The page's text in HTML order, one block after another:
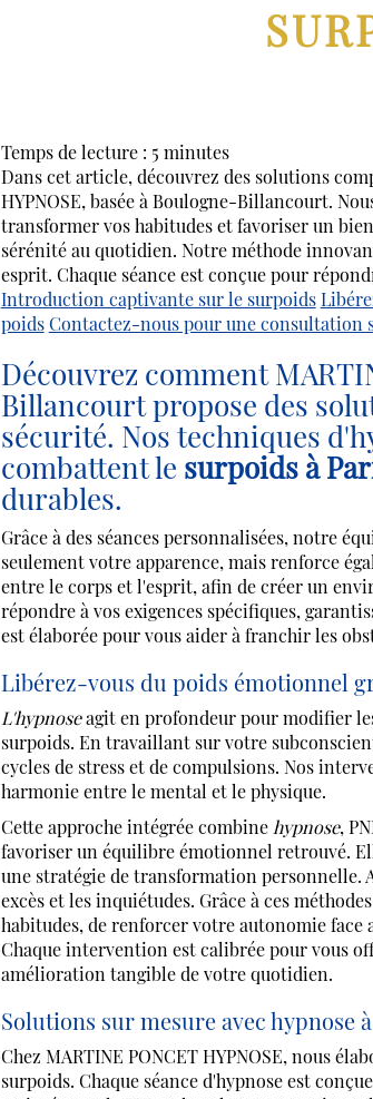
Temps de lecture : 5 minutes
Dans cet article, découvrez des solutions
HYPNOSE, basée à Boulogne-Billancourt.
transformer vos habitudes et favoriser un
sérénité au quotidien. Notre méthode
esprit. Chaque séance est conçue pour
Introduction captivante sur le surpoids
poids Contactez-nous pour une consultation
Découvrez comment
Billancourt propose des
sécurité. Nos techniques
combattent le surpoids à
durables.
Grâce à des séances personnalisées, notre
seulement votre apparence, mais renforce
entre le corps et l'esprit, afin de créer un
répondre à vos exigences spécifiques,
est élaborée pour vous aider à franchir les
Libérez-vous du poids émotionnel
L'hypnoseagit en profondeur pour modifier
surpoids. En travaillant sur votre
cycles de stress et de compulsions. Nos
harmonie entre le mental et le physique.
Cette approche intégrée combine hypnose,
favoriser un équilibre émotionnel retrouvé.
une stratégie de transformation personnelle.
excès et les inquiétudes. Grâce à ces
habitudes, de renforcer votre autonomie
Chaque intervention est calibrée pour vous
amélioration tangible de votre quotidien.
Solutions sur mesure avec hypnose
Chez MARTINE PONCET HYPNOSE, nous
surpoids. Chaque séance d'hypnose est